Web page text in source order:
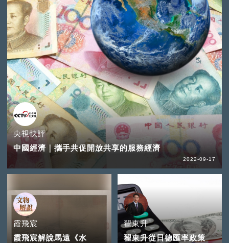
央視快評
中國經濟｜攜手共促開放共享的服務經濟
2022-09-17
霞飛宸
霞飛宸解說馬遠《水
翟東升
翟東升從日德匯率政策